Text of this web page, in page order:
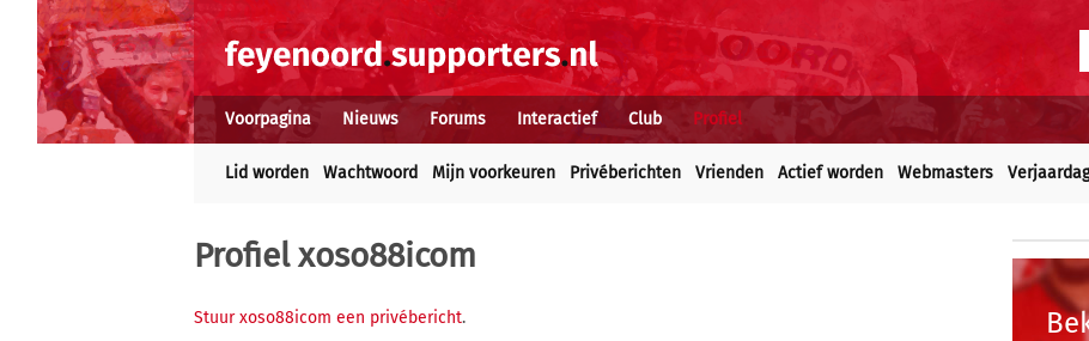
Voorpagina Nieuws Forums Interactief Club Profiel
Lid worden Wachtwoord Mijn voorkeuren Privéberichten Vrienden Actief worden Webmasters
Profiel xoso88icom
Stuur xoso88icom een privébericht.